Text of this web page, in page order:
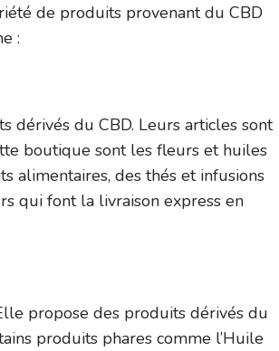
de produits provenant du CBD
:
dérivés du CBD. Leurs articles sont
boutique sont les fleurs et huiles
alimentaires, des thés et infusions
qui font la livraison express en
propose des produits dérivés du
produits phares comme l’Huile